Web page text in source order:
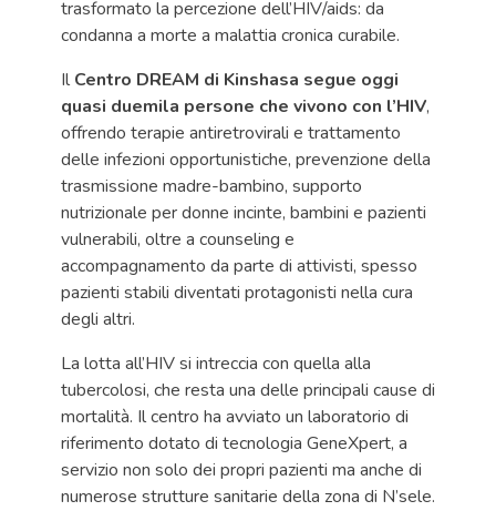
trasformato la percezione dell’HIV/aids: da
condanna a morte a malattia cronica curabile.
IlCentro DREAM di Kinshasa segue oggi
quasi duemila persone che vivono con l’HIV,
offrendo terapie antiretrovirali e trattamento
delle infezioni opportunistiche, prevenzione della
trasmissione madre-bambino, supporto
nutrizionale per donne incinte, bambini e pazienti
vulnerabili, oltre a counseling e
accompagnamento da parte di attivisti, spesso
pazienti stabili diventati protagonisti nella cura
degli altri.
La lotta all’HIV si intreccia con quella alla
tubercolosi, che resta una delle principali cause di
mortalità. Il centro ha avviato un laboratorio di
riferimento dotato di tecnologia GeneXpert, a
servizio non solo dei propri pazienti ma anche di
numerose strutture sanitarie della zona di N’sele.